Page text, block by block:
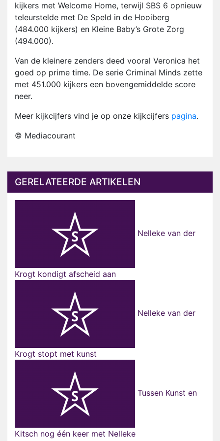
kijkers met Welcome Home, terwijl SBS 6 opnieuw
teleurstelde met De Speld in de Hooiberg
(484.000 kijkers) en Kleine Baby’s Grote Zorg
(494.000).
Van de kleinere zenders deed vooral Veronica het
goed op prime time. De serie Criminal Minds zette
met 451.000 kijkers een bovengemiddelde score
neer.
Meer kijkcijfers vind je op onze kijkcijfers pagina.
© Mediacourant
GERELATEERDE ARTIKELEN
Nelleke van der
Krogt kondigt afscheid aan
Nelleke van der
Krogt stopt met kunst
Tussen Kunst en
Kitsch nog één keer met Nelleke